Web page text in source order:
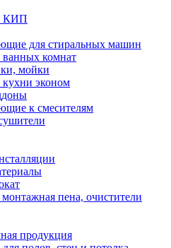
КИП
для стиральных машин
ванных комнат
мойки
эконом
к смесителям
пена, очистители
продукция